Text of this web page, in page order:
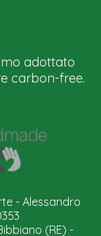
adottato
carbon-free.
- Alessandro
(RE) -